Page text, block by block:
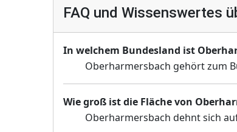
FAQ und Wissenswertes
In welchem Bundesland ist
Oberharmersbach gehört zum
Wie groß ist die Fläche von
Oberharmersbach dehnt sich